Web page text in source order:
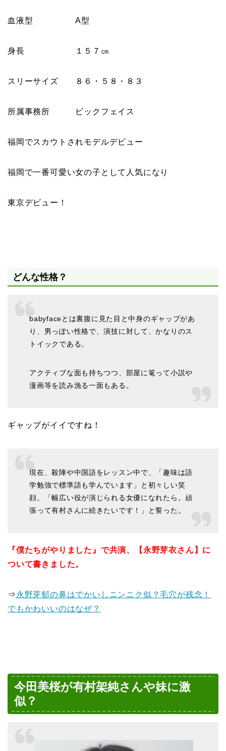
血液型 A型
身長 １５７㎝
スリーサイズ ８６・５８・８３
所属事務所 ビックフェイス
福岡でスカウトされモデルデビュー
福岡で一番可愛い女の子として人気になり
東京デビュー！
どんな性格？
babyfaceとは裏腹に見た目と中身のギャップがあ
り、男っぽい性格で、演技に対して、かなりのス
トイックである。
アクティブな面も持ちつつ、部屋に篭って小説や
漫画等を読み漁る一面もある。
ギャップがイイですね！
現在、殺陣や中国語をレッスン中で、「趣味は語
学勉強で標準語も学んでいます」と初々しい笑
顔。「幅広い役が演じられる女優になれたら。頑
張って有村さんに続きたいです！」と誓った。
『僕たちがやりました』で共演、【永野芽衣さん】に
ついて書きました。
⇒永野芽郁の鼻はでかいしニンニク似？毛穴が残念！
でもかわいいのはなぜ？
今田美桜が有村架純さんや妹に激
似？